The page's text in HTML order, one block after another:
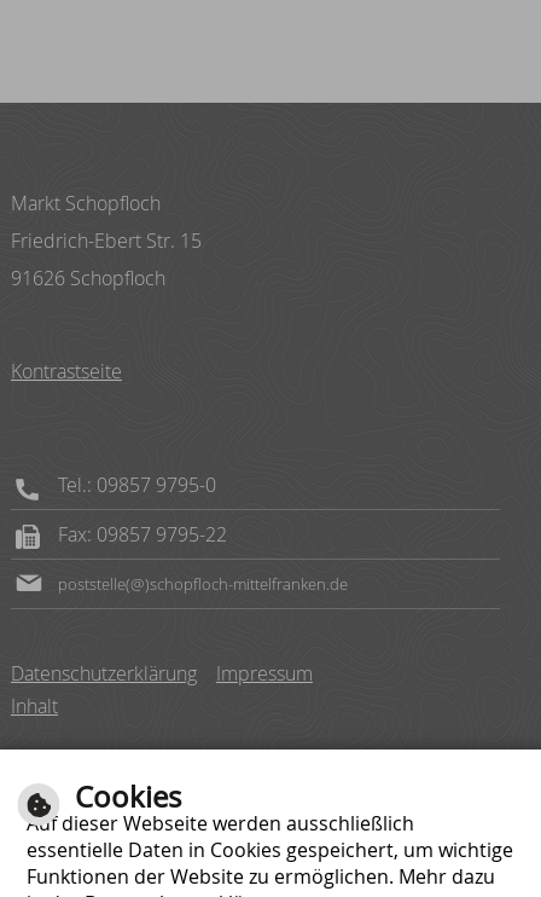
Markt Schopfloch
Friedrich-Ebert Str. 15
91626 Schopfloch
Kontrastseite
Tel.: 09857 9795-0
Fax: 09857 9795-22
poststelle(@)schopfloch-mittelfranken.de
Datenschutzerklärung
Impressum
Inhalt
Montag
08:00 bis 12:00 Uhr
Dienstag
08:00 bis 12:00 Uhr
Cookies
Auf dieser Webseite werden ausschließlich
essentielle Daten in Cookies gespeichert, um wichtige
Funktionen der Website zu ermöglichen. Mehr dazu